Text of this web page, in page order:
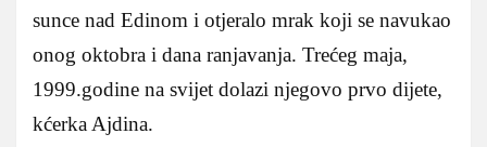
sunce nad Edinom i otjeralo mrak koji se navukao
onog oktobra i dana ranjavanja. Trećeg maja,
1999.godine na svijet dolazi njegovo prvo dijete,
kćerka Ajdina.